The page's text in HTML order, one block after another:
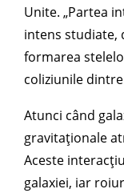
Unite. „Partea
intens studiate,
formarea
coliziunile dintre
Atunci când
gravitaționale
Aceste
galaxiei, iar